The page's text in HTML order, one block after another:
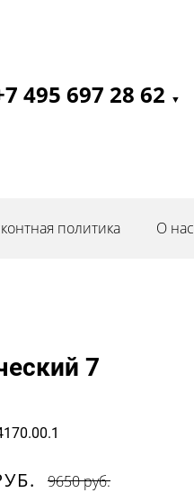
495 697 28 62 ▼
политика О нас
7
9650 руб.